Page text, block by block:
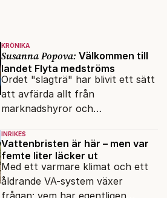
KRÖNIKA
Susanna Popova: Välkommen till
landet Flyta medströms
Ordet "slagträ" har blivit ett sätt
att avfärda allt från
marknadshyror och
om antisemitism.
INRIKES
Vattenbristen är här – men var
femte liter läcker ut
Med ett varmare klimat och ett
åldrande VA-system växer
frågan: vem har egentligen